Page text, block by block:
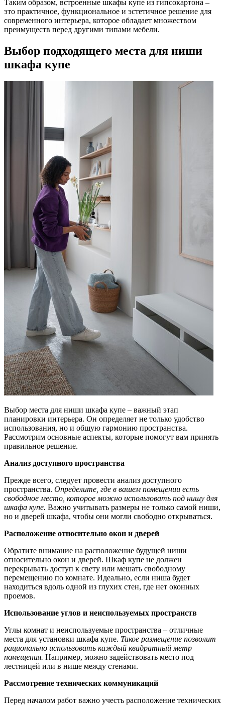
Таким образом, встроенные шкафы купе из гипсокартона –
это практичное, функциональное и эстетичное решение для
современного интерьера, которое обладает множеством
преимуществ перед другими типами мебели.
Выбор подходящего места для ниши
шкафа купе
Выбор места для ниши шкафа купе – важный этап
планировки интерьера. Он определяет не только удобство
использования, но и общую гармонию пространства.
Рассмотрим основные аспекты, которые помогут вам принять
правильное решение.
Анализ доступного пространства
Прежде всего, следует провести анализ доступного
пространства. Определите, где в вашем помещении есть
свободное место, которое можно использовать под нишу для
шкафа купе. Важно учитывать размеры не только самой ниши,
но и дверей шкафа, чтобы они могли свободно открываться.
Расположение относительно окон и дверей
Обратите внимание на расположение будущей ниши
относительно окон и дверей. Шкаф купе не должен
перекрывать доступ к свету или мешать свободному
перемещению по комнате. Идеально, если ниша будет
находиться вдоль одной из глухих стен, где нет оконных
проемов.
Использование углов и неиспользуемых пространств
Углы комнат и неиспользуемые пространства – отличные
места для установки шкафа купе. Такое размещение позволит
рационально использовать каждый квадратный метр
помещения. Например, можно задействовать место под
лестницей или в нише между стенами.
Рассмотрение технических коммуникаций
Перед началом работ важно учесть расположение технических